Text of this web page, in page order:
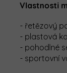
Vlastnosti
- řetězový
- plastová
- pohodlné
- sportovní